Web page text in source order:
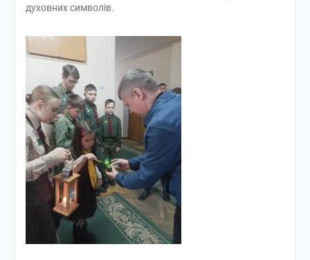
духовних символів.